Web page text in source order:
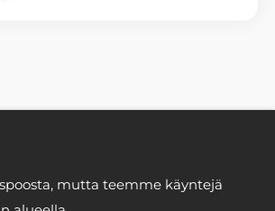
mutta teemme käyntejä